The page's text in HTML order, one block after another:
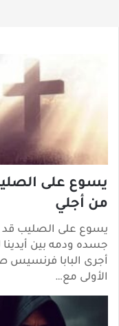
يسوع على
من أجلي
يسوع على الصليب
جسده ودمه بين
أجرى البابا فرنسيس
الأولى مع…